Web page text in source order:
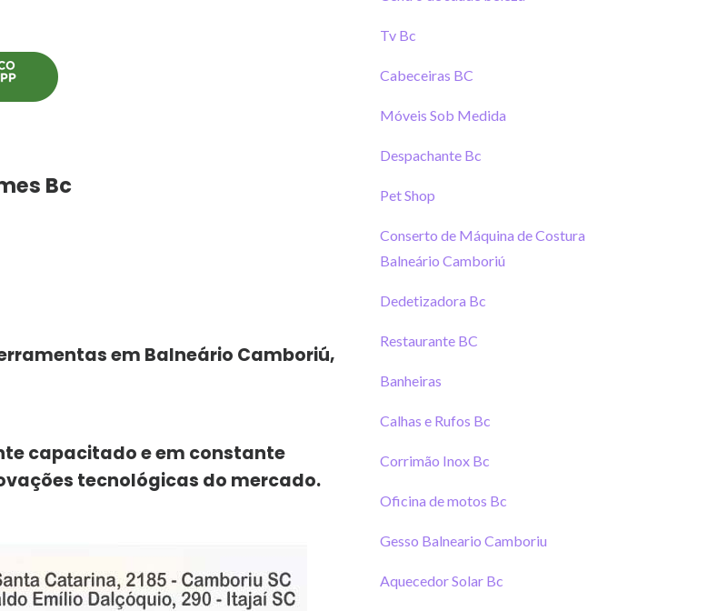
Bc
em Balneário Camboriú,
capacitado e em constante
tecnológicas do mercado.
Tv Bc
Cabeceiras BC
Móveis Sob Medida
Despachante Bc
Pet Shop
Conserto de Máquina de Costura
Balneário Camboriú
Dedetizadora Bc
Restaurante BC
Banheiras
Calhas e Rufos Bc
Corrimão Inox Bc
Oficina de motos Bc
Gesso Balneario Camboriu
Aquecedor Solar Bc